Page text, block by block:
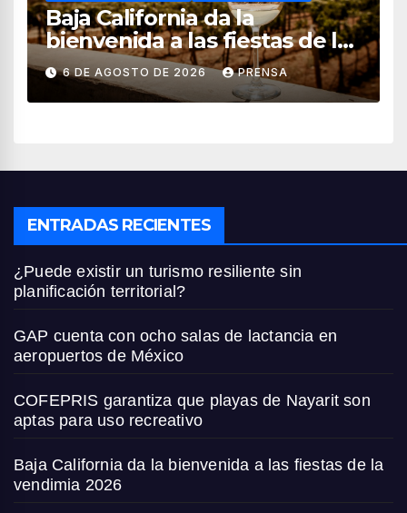
Baja California da la
bienvenida a las fiestas de la
vendimia 2026
6 DE AGOSTO DE 2026 PRENSA
ENTRADAS RECIENTES
¿Puede existir un turismo resiliente sin
planificación territorial?
GAP cuenta con ocho salas de lactancia en
aeropuertos de México
COFEPRIS garantiza que playas de Nayarit son
aptas para uso recreativo
Baja California da la bienvenida a las fiestas de la
vendimia 2026